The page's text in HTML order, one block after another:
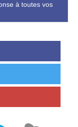
à toutes vos